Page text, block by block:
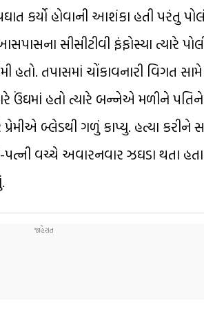
કર્યો હોવાની આશંકા હતી પરંતુ
સીસીટીવી ફંફોસ્યા ત્યારે
હતો. તપાસમાં ચોંકાવનારી વિગત
ઉંઘમાં હતો ત્યારે બન્નેએ મળીને
પ્રેમીએ બ્લેડથી ગળું કાપ્યુ. હત્યા
પત્ની વચ્ચે અવારનવાર ઝઘડા થતા